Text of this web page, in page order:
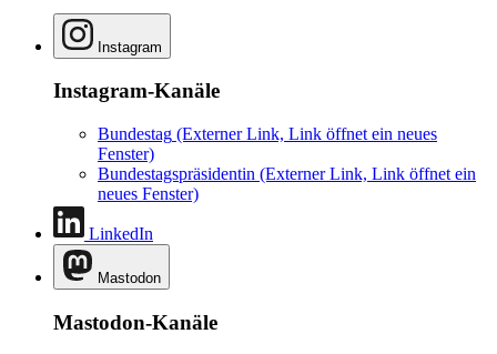
Instagram
Instagram-Kanäle
Bundestag (Externer Link, Link öffnet ein neues
Fenster)
Bundestagspräsidentin (Externer Link, Link öffnet ein
neues Fenster)
LinkedIn
Mastodon
Mastodon-Kanäle